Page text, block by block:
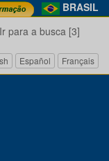
BRASIL
Ir para a busca [3]
Español Français